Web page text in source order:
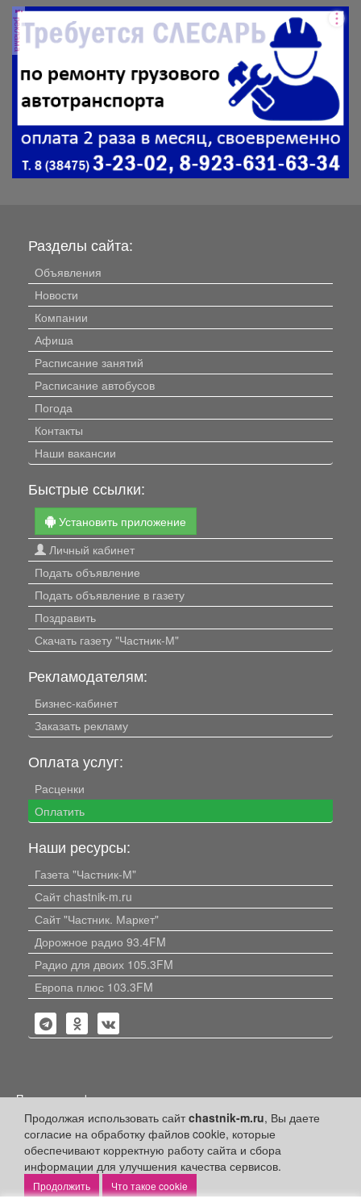
реклама
Продолжая использовать сайтchastnik-m.ru, Вы даете
согласие на обработку файлов cookie, которые
обеспечивают корректную работу сайта и сбора
информации для улучшения качества сервисов.
Что такое cookie
Разделы сайта:
Объявления
Новости
Компании
Афиша
Расписание занятий
Расписание автобусов
Погода
Контакты
Наши вакансии
Быстрые ссылки:
Установить приложение
Личный кабинет
Подать объявление
Подать объявление в газету
Поздравить
Скачать газету "Частник-М"
Рекламодателям:
Бизнес-кабинет
Заказать рекламу
Оплата услуг:
Расценки
Оплатить
Наши ресурсы:
Газета "Частник-М"
Сайт chastnik-m.ru
Сайт "Частник. Маркет"
Дорожное радио 93.4FM
Радио для двоих 105.3FM
Европа плюс 103.3FM
Политика конфиденциальности
Публикации с пометкой «Реклама», «На правах рекламы»,
«Партнёрский проект» оплачены рекламодателем.
Редакция сайта не несет ответственности за достоверность
информации, содержащейся в рекламных материалах и
объявлениях.